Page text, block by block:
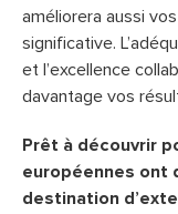
améliorera aussi
significative.
et l’excellence
davantage vos
Prêt à découvrir
européennes ont
destination